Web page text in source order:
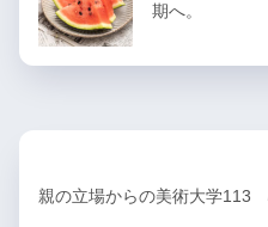
期へ。
親の立場からの美術大学